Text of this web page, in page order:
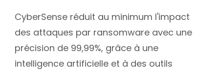
CyberSense réduit au minimum l'impact
des attaques par ransomware avec une
précision de 99,99%, grâce à une
intelligence artificielle et à des outils